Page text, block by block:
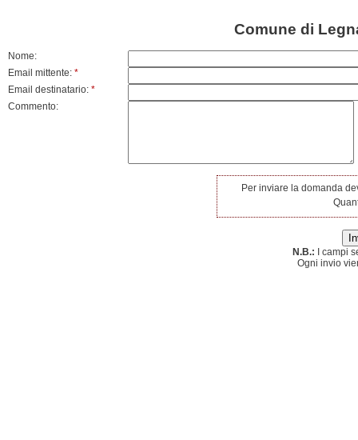
Comune di
Nome:
Email mittente: *
Email destinatario: *
Commento:
Per inviare la domanda
N.B.: I campi
Ogni invio